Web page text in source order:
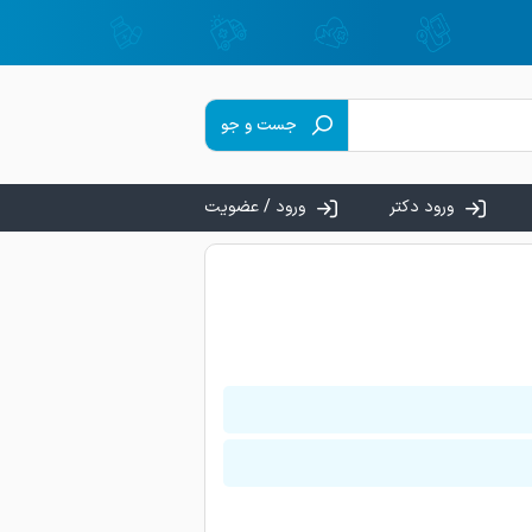
جست و جو
ورود دکتر ورود / عضویت